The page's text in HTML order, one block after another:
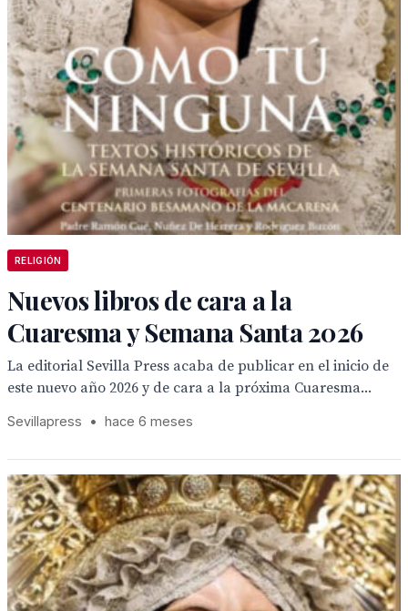
RELIGIÓN
Nuevos libros de cara a la
Cuaresma y Semana Santa 2026
La editorial Sevilla Press acaba de publicar en el inicio de
este nuevo año 2026 y de cara a la próxima Cuaresma...
Sevillapress • hace 6 meses